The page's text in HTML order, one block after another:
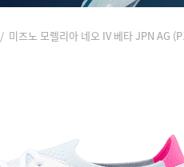
/ 미즈노 모렐리아 네오 IV 베타 JPN AG